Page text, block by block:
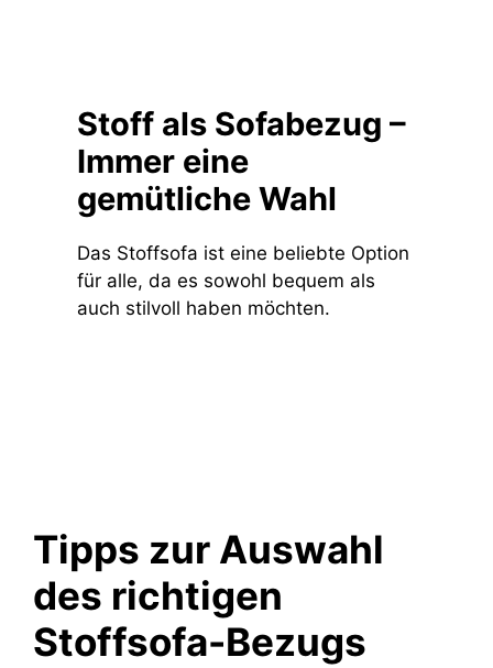
Stoff als Sofabezug –
Immer eine
gemütliche Wahl
Das Stoffsofa ist eine beliebte Option
für alle, da es sowohl bequem als
auch stilvoll haben möchten.
Tipps zur Auswahl
des richtigen
Stoffsofa-Bezugs